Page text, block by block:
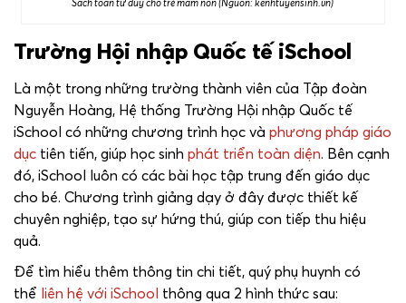
Trường Hội nhập Quốc tế iSchool
Là một trong những trường thành viên của Tập đoàn
Nguyễn Hoàng, Hệ thống Trường Hội nhập Quốc tế
iSchool có những chương trình học và phương pháp giáo
dục tiên tiến, giúp học sinh phát triển toàn diện. Bên cạnh
đó, iSchool luôn có các bài học tập trung đến giáo dục
cho bé. Chương trình giảng dạy ở đây được thiết kế
chuyên nghiệp, tạo sự hứng thú, giúp con tiếp thu hiệu
quả.
Để tìm hiểu thêm thông tin chi tiết, quý phụ huynh có
thể liên hệ với iSchool thông qua 2 hình thức sau: